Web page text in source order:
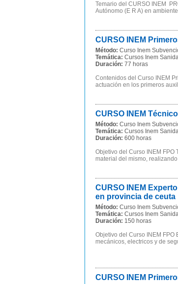
Temario del CURSO INEM
Autónomo (E R A) en
CURSO INEM
Método: Curso Inem
Temática: Cursos Inem
Duración: 77 horas
Contenidos del Curso INEM
actuación en los primeros
CURSO INEM
Método: Curso Inem
Temática: Cursos Inem
Duración: 600 horas
Objetivo del Curso INEM
material del mismo,
CURSO INEM
en provincia de ceuta
Método: Curso Inem
Temática: Cursos Inem
Duración: 150 horas
Objetivo del Curso INEM
mecánicos, electricos y de
CURSO INEM